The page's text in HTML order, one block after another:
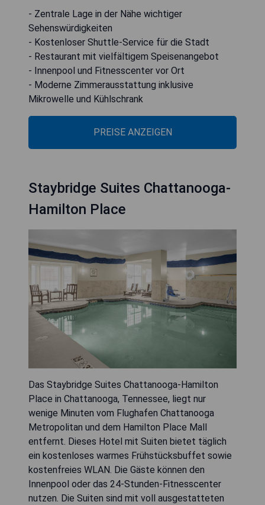
- Zentrale Lage in der Nähe wichtiger
Sehenswürdigkeiten
- Kostenloser Shuttle-Service für die Stadt
- Restaurant mit vielfältigem Speisenangebot
- Innenpool und Fitnesscenter vor Ort
- Moderne Zimmerausstattung inklusive
Mikrowelle und Kühlschrank
PREISE ANZEIGEN
Staybridge Suites Chattanooga-
Hamilton Place
Das Staybridge Suites Chattanooga-Hamilton
Place in Chattanooga, Tennessee, liegt nur
wenige Minuten vom Flughafen Chattanooga
Metropolitan und dem Hamilton Place Mall
entfernt. Dieses Hotel mit Suiten bietet täglich
ein kostenloses warmes Frühstücksbuffet sowie
kostenfreies WLAN. Die Gäste können den
Innenpool oder das 24-Stunden-Fitnesscenter
nutzen. Die Suiten sind mit voll ausgestatteten